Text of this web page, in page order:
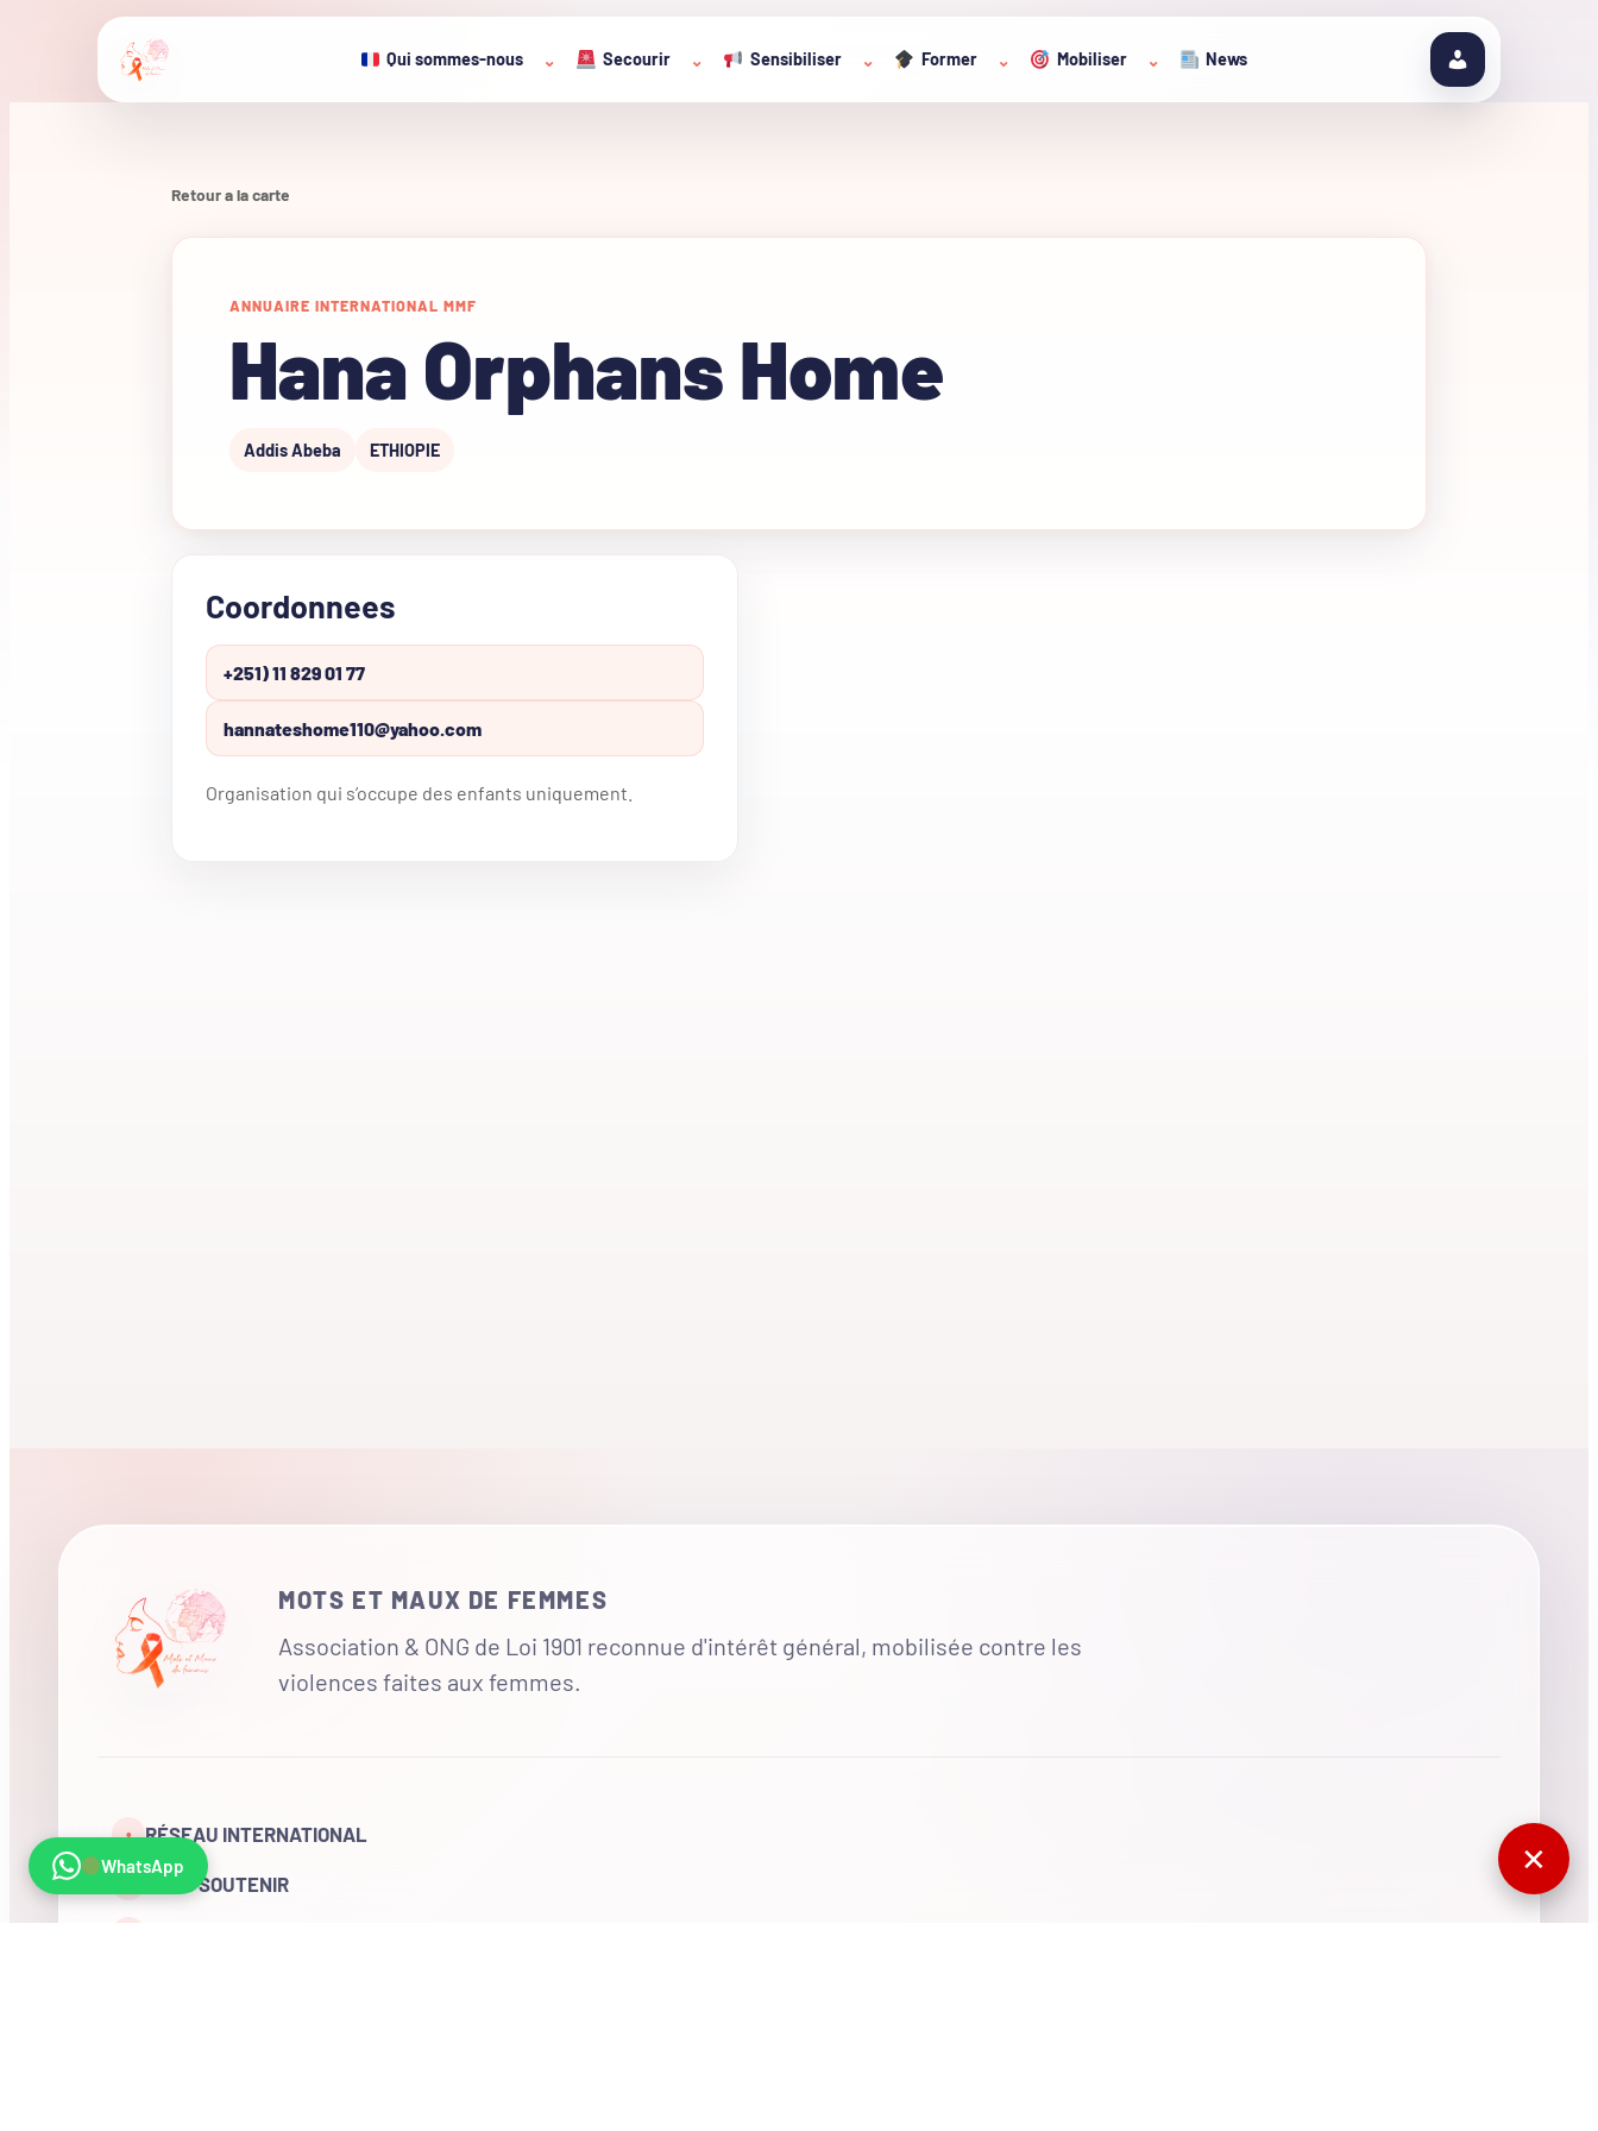
Qui sommes-nous ⌄ Secourir ⌄ Sensibiliser ⌄ Former ⌄ Mobiliser ⌄ News
Retour a la carte
ANNUAIRE INTERNATIONAL MMF
Hana Orphans Home
Addis Abeba ETHIOPIE
Coordonnees
+251) 11 829 01 77
hannateshome110@yahoo.com
Organisation qui s’occupe des enfants uniquement.
MOTS ET MAUX DE FEMMES
Association & ONG de Loi 1901 reconnue d'intérêt général, mobilisée contre les
violences faites aux femmes.
• RÉSEAU INTERNATIONAL
NOUS SOUTENIR
WhatsApp ✕